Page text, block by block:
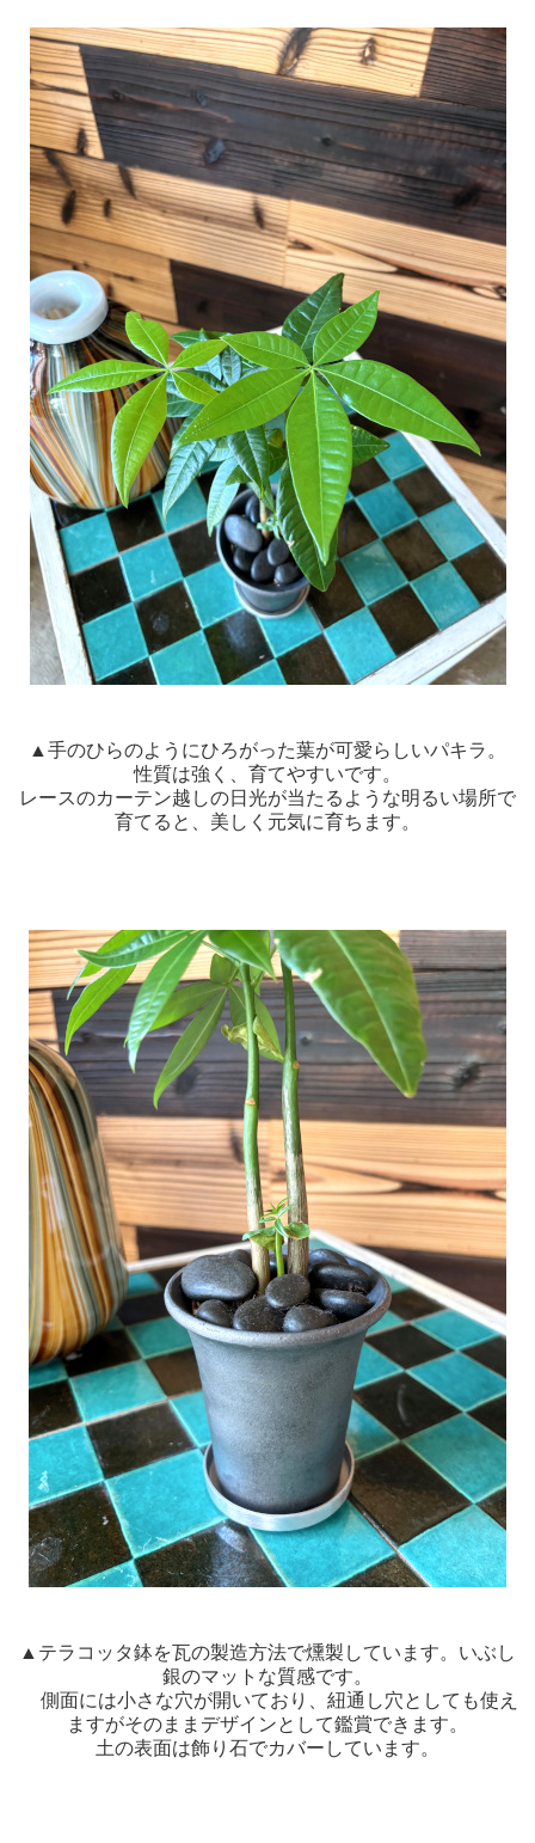
▲手のひらのようにひろがった葉が可愛らしいパキラ。
性質は強く、育てやすいです。
レースのカーテン越しの日光が当たるような明るい場所で
育てると、美しく元気に育ちます。
▲テラコッタ鉢を瓦の製造方法で燻製しています。いぶし
銀のマットな質感です。
側面には小さな穴が開いており、紐通し穴としても使え
ますがそのままデザインとして鑑賞できます。
土の表面は飾り石でカバーしています。